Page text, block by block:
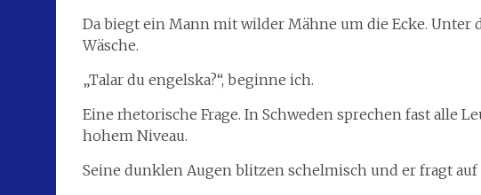
Da biegt ein Mann mit wilder Mähne um die Ecke.
Wäsche.
„Talar du engelska?“, beginne ich.
Eine rhetorische Frage. In Schweden sprechen fast alle
hohem Niveau.
Seine dunklen Augen blitzen schelmisch und er fragt auf